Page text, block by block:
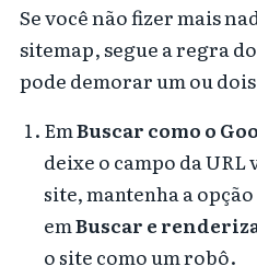
Se você não fizer mais
sitemap, segue a regra
pode demorar um ou
EmBuscar como o
deixe o campo da URL
site, mantenha a opção
emBuscar e
o site como um robô.